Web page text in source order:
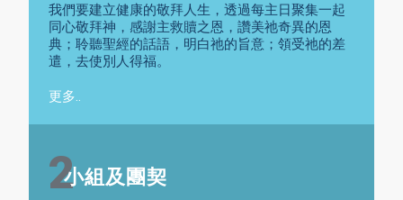
我們要建立健康的敬拜人生，透過每主日聚集一起
同心敬拜神，感謝主救贖之恩，讚美祂奇異的恩
典；聆聽聖經的話語，明白祂的旨意；領受祂的差
遣，去使別人得福。
更多..
2小組及團契